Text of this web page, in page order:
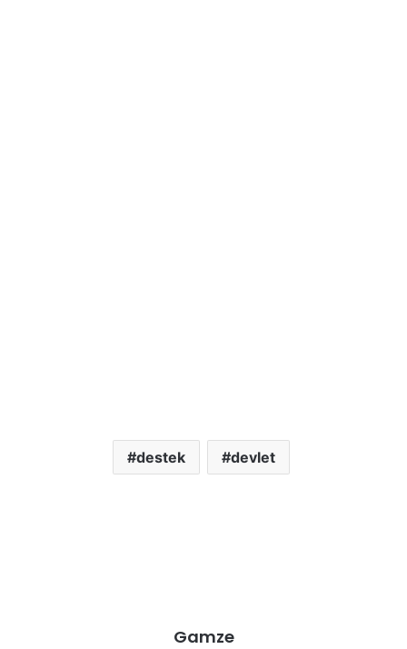
destek devlet
Gamze